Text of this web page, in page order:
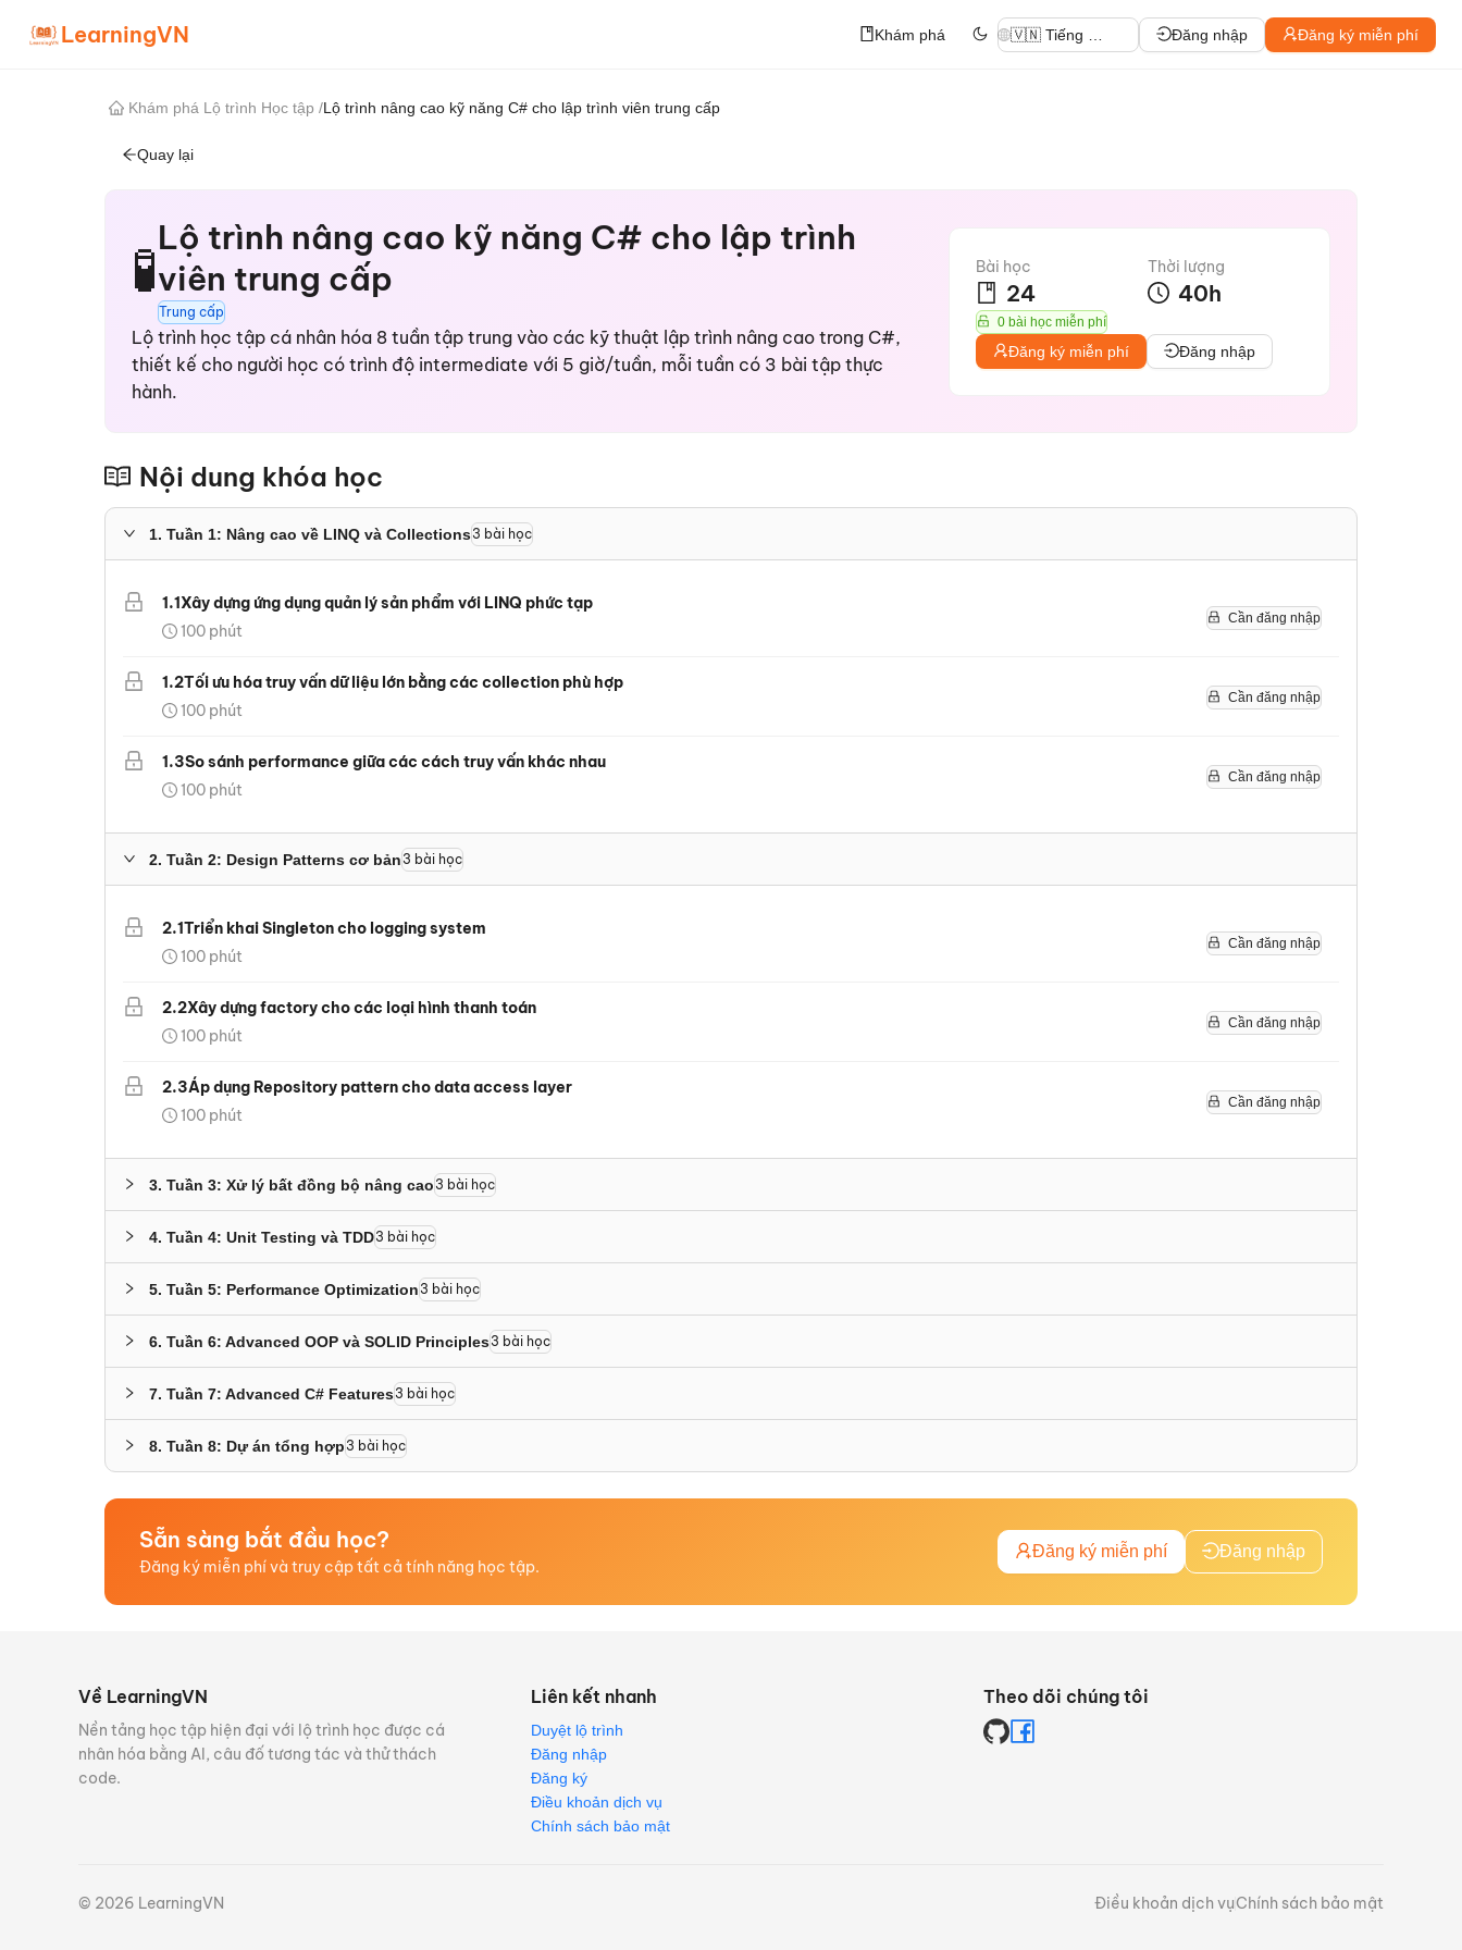
LearningVN Khám phá Đăng nhập Đăng ký miễn phí
Khám phá Lộ trình Học tập /Lộ trình nâng cao kỹ năng C# cho lập trình viên trung cấp
Quay lại
🧪
Lộ trình nâng cao kỹ năng C# cho lập trình
viên trung cấp
Trung cấp
Lộ trình học tập cá nhân hóa 8 tuần tập trung vào các kỹ thuật lập trình nâng cao trong C#,
thiết kế cho người học có trình độ intermediate với 5 giờ/tuần, mỗi tuần có 3 bài tập thực
hành.
Bài học
24
Thời lượng
40h
0 bài học miễn phí
Đăng ký miễn phí Đăng nhập
Nội dung khóa học
1. Tuần 1: Nâng cao về LINQ và Collections3 bài học
1.1Xây dựng ứng dụng quản lý sản phẩm với LINQ phức tạp
100 phút
Cần đăng nhập
1.2Tối ưu hóa truy vấn dữ liệu lớn bằng các collection phù hợp
100 phút
Cần đăng nhập
1.3So sánh performance giữa các cách truy vấn khác nhau
100 phút
Cần đăng nhập
2. Tuần 2: Design Patterns cơ bản 3 bài học
2.1Triển khai Singleton cho logging system
100 phút
Cần đăng nhập
2.2Xây dựng factory cho các loại hình thanh toán
100 phút
Cần đăng nhập
2.3Áp dụng Repository pattern cho data access layer
100 phút
Cần đăng nhập
3. Tuần 3: Xử lý bất đồng bộ nâng cao 3 bài học
4. Tuần 4: Unit Testing và TDD3 bài học
5. Tuần 5: Performance Optimization 3 bài học
6. Tuần 6: Advanced OOP và SOLID Principles3 bài học
7. Tuần 7: Advanced C# Features3 bài học
8. Tuần 8: Dự án tổng hợp 3 bài học
Sẵn sàng bắt đầu học?
Đăng ký miễn phí và truy cập tất cả tính năng học tập.
Đăng ký miễn phí Đăng nhập
Về LearningVN
Nền tảng học tập hiện đại với lộ trình học được cá
nhân hóa bằng AI, câu đố tương tác và thử thách
code.
Liên kết nhanh
Duyệt lộ trình
Đăng nhập
Đăng ký
Điều khoản dịch vụ
Chính sách bảo mật
Theo dõi chúng tôi
© 2026 LearningVN Điều khoản dịch vụChính sách bảo mật